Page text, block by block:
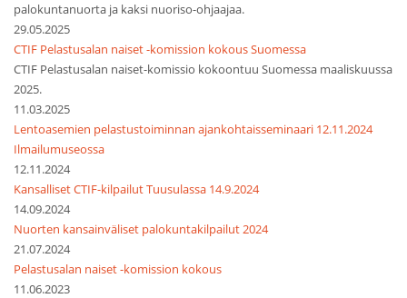
palokuntanuorta ja kaksi nuoriso-ohjaajaa.
29.05.2025
CTIF Pelastusalan naiset -komission kokous Suomessa
CTIF Pelastusalan naiset-komissio kokoontuu Suomessa maaliskuussa
2025.
11.03.2025
Lentoasemien pelastustoiminnan ajankohtaisseminaari 12.11.2024
Ilmailumuseossa
12.11.2024
Kansalliset CTIF-kilpailut Tuusulassa 14.9.2024
14.09.2024
Nuorten kansainväliset palokuntakilpailut 2024
21.07.2024
Pelastusalan naiset -komission kokous
11.06.2023